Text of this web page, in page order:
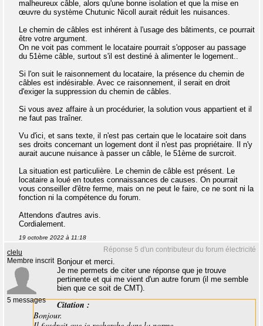
malheureux câble, alors qu'une bonne isolation et que la mise en
œuvre du système Chutunic Nicoll aurait réduit les nuisances.
Le chemin de câbles est inhérent à l'usage des bâtiments, ce pourrait
être votre argument.
On ne voit pas comment le locataire pourrait s'opposer au passage
du 51ème câble, surtout s'il est destiné à alimenter le logement..
Si l'on suit le raisonnement du locataire, la présence du chemin de
câbles est indésirable. Avec ce raisonnement, il serait en droit
d'exiger la suppression du chemin de câbles.
Si vous avez affaire à un procédurier, la solution vous appartient et il
ne faut pas traîner.
Vu d'ici, et sans texte, il n'est pas certain que le locataire soit dans
ses droits concernant un logement dont il n'est pas propriétaire. Il n'y
aurait aucune nuisance à passer un câble, le 51ème de surcroit.
La situation est particulière. Le chemin de câble est présent. Le
locataire a loué en toutes connaissances de causes. On pourrait
vous conseiller d'être ferme, mais on ne peut le faire, ce ne sont ni la
fonction ni la compétence du forum.
Attendons d'autres avis.
Cordialement.
19 octobre 2022 à 11:18
Réponse 5 d'un contributeur du forum électricité
clelu
Membre inscrit
5 messages
Bonjour et merci.
Je me permets de citer une réponse que je trouve
pertinente et qui me vient d'un autre forum (il me semble
bien que ce soit de CMT).
Citation :
Bonjour.